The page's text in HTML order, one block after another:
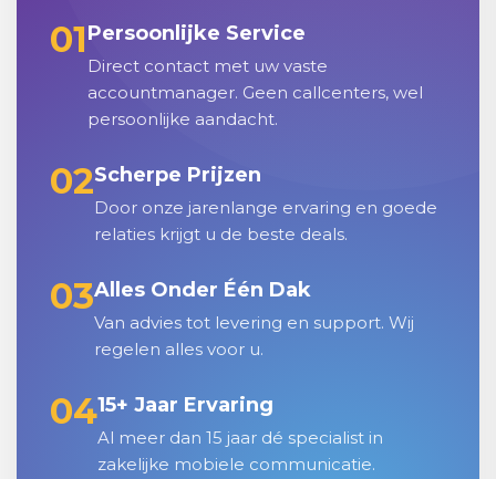
01Persoonlijke Service
Direct contact met uw vaste
accountmanager. Geen callcenters, wel
persoonlijke aandacht.
02Scherpe Prijzen
Door onze jarenlange ervaring en goede
relaties krijgt u de beste deals.
03Alles Onder Één Dak
Van advies tot levering en support. Wij
regelen alles voor u.
0415+ Jaar Ervaring
Al meer dan 15 jaar dé specialist in
zakelijke mobiele communicatie.